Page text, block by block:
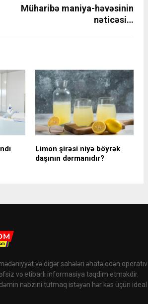
Müharibə maniya-həvəsinin
nəticəsi…
Limon şirəsi niyə böyrək
daşının dərmanıdır?
və digər sahələri əhatə edən operativ
və etibarlı informasiya təqdim etməkdir.
nəbzini tutmaq istəyən hər kəs üçün ideal